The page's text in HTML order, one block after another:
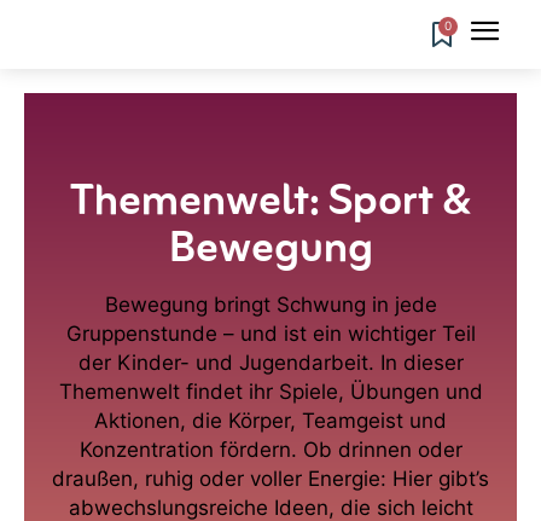
0
Themenwelt: Sport &
Bewegung
Bewegung bringt Schwung in jede
Gruppenstunde – und ist ein wichtiger Teil
der Kinder- und Jugendarbeit. In dieser
Themenwelt findet ihr Spiele, Übungen und
Aktionen, die Körper, Teamgeist und
Konzentration fördern. Ob drinnen oder
draußen, ruhig oder voller Energie: Hier gibt’s
abwechslungsreiche Ideen, die sich leicht